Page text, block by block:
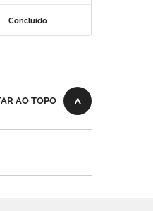
Concluído
AO TOPO